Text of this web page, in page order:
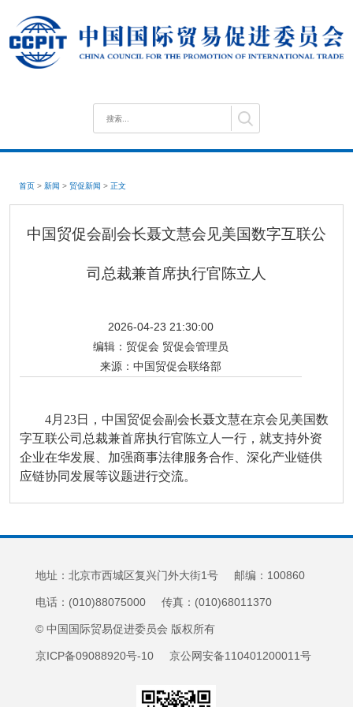
首页 > 新闻 > 贸促新闻 > 正文
中国贸促会副会长聂文慧会见美国数字互联公
司总裁兼首席执行官陈立人
2026-04-23 21:30:00
编辑： 贸促会 贸促会管理员
来源： 中国贸促会联络部
4月23日，中国贸促会副会长聂文慧在京会见美国数
字互联公司总裁兼首席执行官陈立人一行，就支持外资
企业在华发展、加强商事法律服务合作、深化产业链供
应链协同发展等议题进行交流。
地址：北京市西城区复兴门外大街1号 邮编：100860
电话：(010)88075000 传真：(010)68011370
© 中国国际贸易促进委员会 版权所有
京ICP备09088920号-10 京公网安备110401200011号